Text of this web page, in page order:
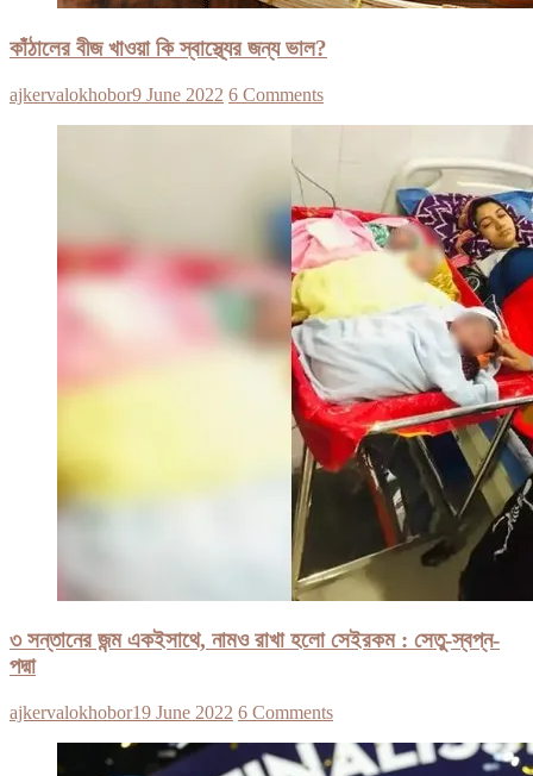
কাঁঠালের বীজ খাওয়া কি স্বাস্থ্যের জন্য ভাল?
ajkervalokhobor9 June 2022 6 Comments
৩ সন্তানের জন্ম একইসাথে, নামও রাখা হলো সেইরকম : সেতু-স্বপ্ন-
পদ্মা
ajkervalokhobor19 June 2022 6 Comments